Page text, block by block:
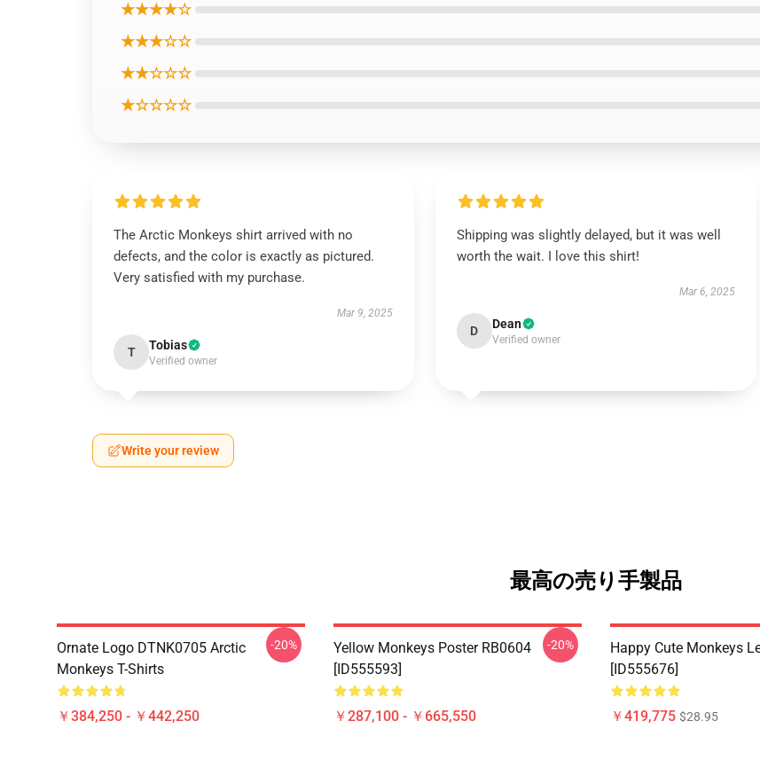
★★★★☆
★★★☆☆
★★☆☆☆
★☆☆☆☆
The Arctic Monkeys shirt arrived with no
defects, and the color is exactly as pictured.
Very satisfied with my purchase.
Mar 9, 2025
T Tobias
Verified owner
Shipping was slightly delayed, but it was well
worth the wait. I love this shirt!
Mar 6, 2025
D Dean
Verified owner
Write your review
最高の売り手製品
Ornate Logo DTNK0705 Arctic
Monkeys T-Shirts
￥384,250 - ￥442,250
-20%
Yellow Monkeys Poster RB0604
[ID555593]
￥287,100 - ￥665,550
-20%
Happy Cute Monkeys
[ID555676]
￥419,775 $28.95